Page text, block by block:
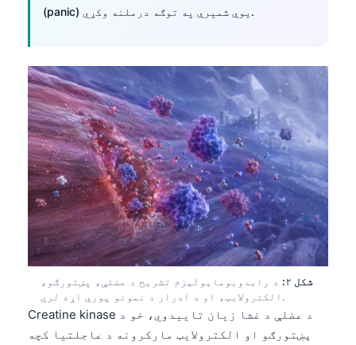
(panic) یوې شمېرې په توګه درملنه وکړي.
شکل ۲:
د رابدوبومایولیزم تشریح د عضلې، پښتورګو،
الکترولایټ، او د ادرار د نمونو پورې اړه لري.
Creatine kinase د عضلې د غشا زیان تاییدوي، خو د
پښتورګو او الکترولایټ مارکرونه د عاجلتیا کچه